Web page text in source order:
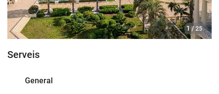
1 / 25
Serveis
General